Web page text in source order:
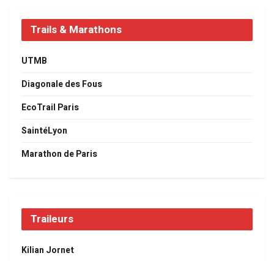
Trails & Marathons
UTMB
Diagonale des Fous
EcoTrail Paris
SaintéLyon
Marathon de Paris
Traileurs
Kilian Jornet